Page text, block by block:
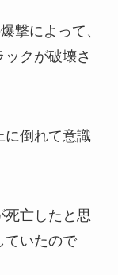
撃によって、
クが破壊さ
に倒れて意識
死亡したと思
ていたので